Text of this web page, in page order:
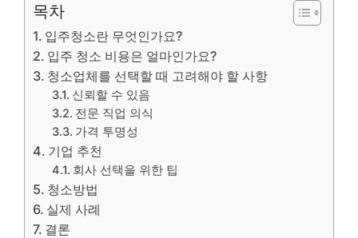
목차
입주청소란 무엇인가요?
입주 청소 비용은 얼마인가요?
청소업체를 선택할 때 고려해야 할 사항
신뢰할 수 있음
전문 직업 의식
가격 투명성
기업 추천
회사 선택을 위한 팁
청소방법
실제 사례
결론